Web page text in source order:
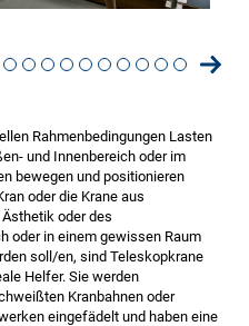
Rahmenbedingungen Lasten
und Innenbereich oder im
bewegen und positionieren
oder die Krane aus
oder des
oder in einem gewissen Raum
soll/en, sind Teleskopkrane
Helfer. Sie werden
Kranbahnen oder
eingefädelt und haben eine